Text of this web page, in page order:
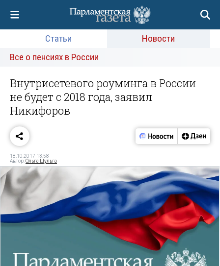
Статьи
Новости
Все о пенсиях в России
Внутрисетевого роуминга в России
не будет с 2018 года, заявил
Никифоров
18.10.2017 13:58
Автор:Ольга Шульга